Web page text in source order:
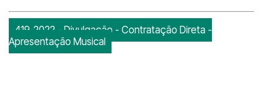
419-2022 - Divulgação - Contratação Direta -
Apresentação Musical